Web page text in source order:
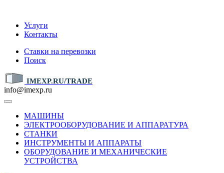
Услуги
Контакты
Ставки на перевозки
Поиск
IMEXP.RU/TRADE
info@imexp.ru
МАШИНЫ
ЭЛЕКТРООБОРУДОВАНИЕ И АППАРАТУРА
СТАНКИ
ИНСТРУМЕНТЫ И АППАРАТЫ
ОБОРУДОВАНИЕ И МЕХАНИЧЕСКИЕ
УСТРОЙСТВА